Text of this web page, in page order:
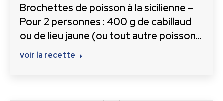
Brochettes de poisson à la sicilienne –
Pour 2 personnes : 400 g de cabillaud
ou de lieu jaune (ou tout autre poisson…
voir la recette